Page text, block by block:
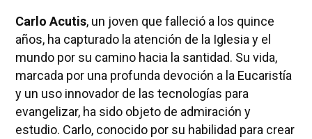
Carlo Acutis, un joven que falleció a los quince
años, ha capturado la atención de la Iglesia y el
mundo por su camino hacia la santidad. Su vida,
marcada por una profunda devoción a la Eucaristía
y un uso innovador de las tecnologías para
evangelizar, ha sido objeto de admiración y
estudio. Carlo, conocido por su habilidad para crear